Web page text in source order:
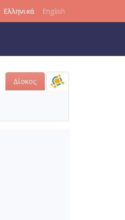
Ελληνικά English
Δίσκος